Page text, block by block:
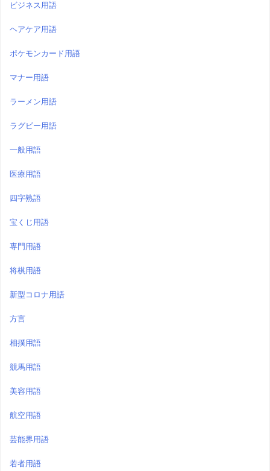
ビジネス用語
ヘアケア用語
ポケモンカード用語
マナー用語
ラーメン用語
ラグビー用語
一般用語
医療用語
四字熟語
宝くじ用語
専門用語
将棋用語
新型コロナ用語
方言
相撲用語
競馬用語
美容用語
航空用語
芸能界用語
若者用語